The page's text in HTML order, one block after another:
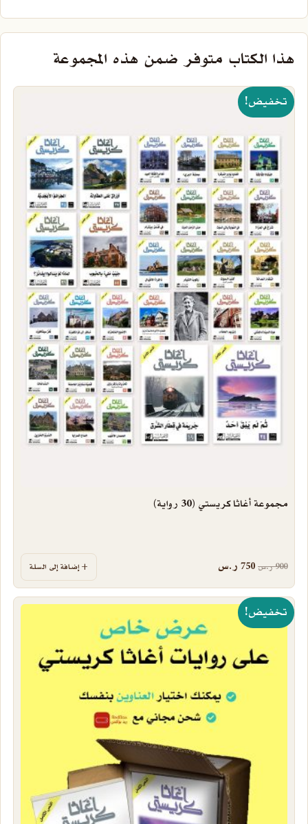
هذا الكتاب متوفر ضمن هذه المجموعة
تخفيض!
مجموعة أغاثا كريستي (30 رواية)
900ر.س السعر الأصلي هو: 900 ر.س.
750 ر.سالسعر الحالي هو: 750 ر.س. إضافة إلى السلة
تخفيض!